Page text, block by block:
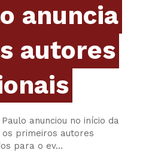
anuncia
autores
anunciou no início da
primeiros autores
para o ev…